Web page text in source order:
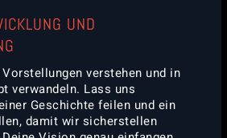
UND
verstehen und in
verwandeln. Lass uns
Geschichte feilen und ein
damit wir sicherstellen